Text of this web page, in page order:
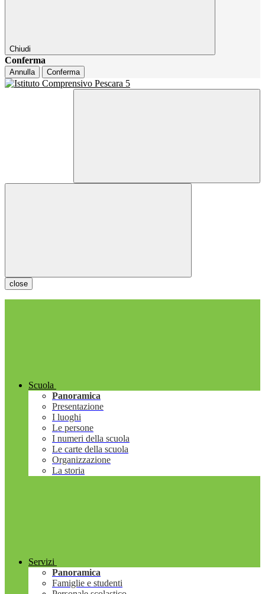
Chiudi
Conferma
Annulla Conferma
close
Scuola
Panoramica
Presentazione
I luoghi
Le persone
I numeri della scuola
Le carte della scuola
Organizzazione
La storia
Servizi
Panoramica
Famiglie e studenti